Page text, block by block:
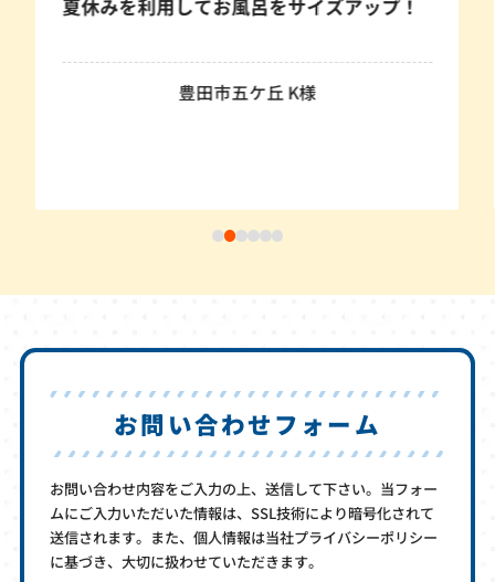
夏休みを利用してお風呂をサイズアップ！
豊田市五ケ丘 K様
お問い合わせフォーム
お問い合わせ内容をご入力の上、送信して下さい。当フォー
ムにご入力いただいた情報は、SSL技術により暗号化されて
送信されます。また、個人情報は当社プライバシーポリシー
に基づき、大切に扱わせていただきます。